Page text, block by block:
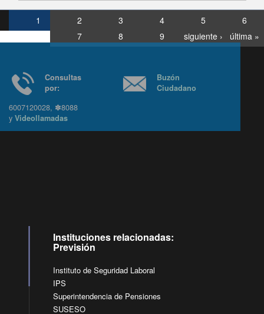
1 2 3 4 5
6
7
8 9 siguiente › última »
Consultas
6007120028, ✽8088
yVideollamadas
Buzón
Ciudadano
Instituciones relacionadas:
Previsión
Instituto de Seguridad Laboral
IPS
Superintendencia de Pensiones
SUSESO